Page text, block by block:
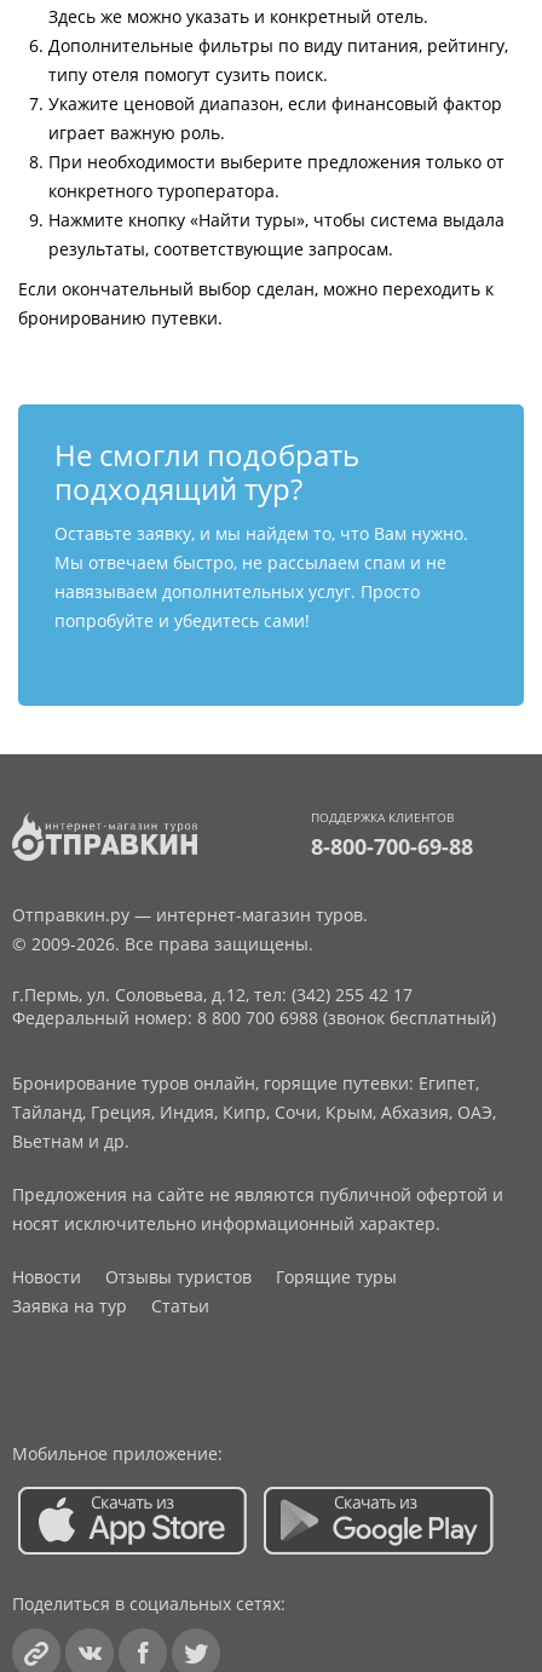
Здесь же можно указать и конкретный отель.
Дополнительные фильтры по виду питания, рейтингу,
типу отеля помогут сузить поиск.
Укажите ценовой диапазон, если финансовый фактор
играет важную роль.
При необходимости выберите предложения только от
конкретного туроператора.
Нажмите кнопку «Найти туры», чтобы система выдала
результаты, соответствующие запросам.
Если окончательный выбор сделан, можно переходить к
бронированию путевки.
Не смогли подобрать
подходящий тур?
Оставьте заявку, и мы найдем то, что Вам нужно.
Мы отвечаем быстро, не рассылаем спам и не
навязываем дополнительных услуг. Просто
попробуйте и убедитесь сами!
ПОДДЕРЖКА КЛИЕНТОВ
8-800-700-69-88
Отправкин.ру — интернет-магазин туров.
© 2009-2026. Все права защищены.
г.Пермь, ул. Соловьева, д.12, тел: (342) 255 42 17
Федеральный номер: 8 800 700 6988 (звонок бесплатный)
Бронирование туров онлайн, горящие путевки: Египет,
Тайланд, Греция, Индия, Кипр, Сочи, Крым, Абхазия, ОАЭ,
Вьетнам и др.
Предложения на сайте не являются публичной офертой и
носят исключительно информационный характер.
Новости Отзывы туристов
Горящие туры
Заявка на тур
Статьи
Мобильное приложение:
Поделиться в социальных сетях: